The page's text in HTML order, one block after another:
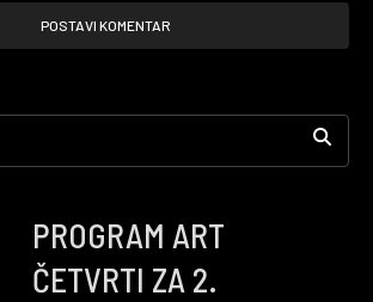
PROGRAM ART
ČETVRTI ZA 2.